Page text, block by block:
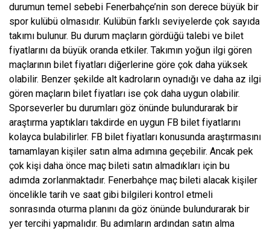
durumun temel sebebi Fenerbahçe’nin son derece büyük bir
spor kulübü olmasıdır. Kulübün farklı seviyelerde çok sayıda
takımı bulunur. Bu durum maçların gördüğü talebi ve bilet
fiyatlarını da büyük oranda etkiler. Takımın yoğun ilgi gören
maçlarının bilet fiyatları diğerlerine göre çok daha yüksek
olabilir. Benzer şekilde alt kadroların oynadığı ve daha az ilgi
gören maçların bilet fiyatları ise çok daha uygun olabilir.
Sporseverler bu durumları göz önünde bulundurarak bir
araştırma yaptıkları takdirde en uygun FB bilet fiyatlarını
kolayca bulabilirler. FB bilet fiyatları konusunda araştırmasını
tamamlayan kişiler satın alma adımına geçebilir. Ancak pek
çok kişi daha önce maç bileti satın almadıkları için bu
adımda zorlanmaktadır. Fenerbahçe maç bileti alacak kişiler
öncelikle tarih ve saat gibi bilgileri kontrol etmeli
sonrasında oturma planını da göz önünde bulundurarak bir
yer tercihi yapmalıdır. Bu adımların ardından satın alma